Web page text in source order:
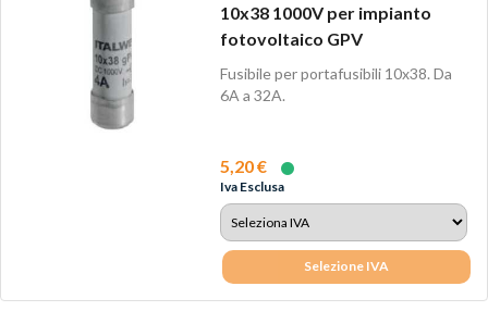
10x38 1000V per impianto
fotovoltaico GPV
Fusibile per portafusibili 10x38. Da
6A a 32A.
5,20 €
Iva Esclusa
Selezione IVA